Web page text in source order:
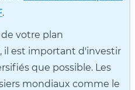
.
votre plan
il est important d'investir
que possible. Les
mondiaux comme le